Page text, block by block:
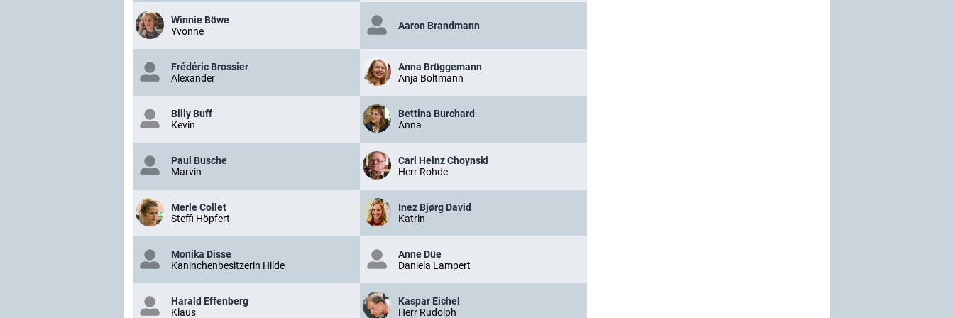
Winnie Böwe
Yvonne
Aaron Brandmann
Frédéric Brossier
Alexander
Anna Brüggemann
Anja Boltmann
Billy Buff
Kevin
Bettina Burchard
Anna
Paul Busche
Marvin
Carl Heinz Choynski
Herr Rohde
Merle Collet
Steffi Höpfert
Inez Bjørg David
Katrin
Monika Disse
Kaninchenbesitzerin Hilde
Anne Düe
Daniela Lampert
Harald Effenberg
Klaus
Kaspar Eichel
Herr Rudolph